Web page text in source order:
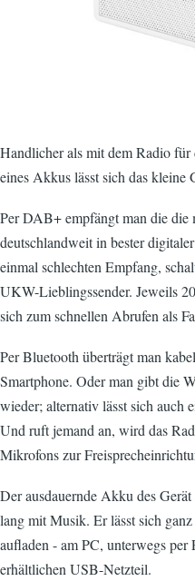
Handlicher als mit dem Radio
eines Akkus lässt sich das kleine
Per DAB+ empfängt man die die
deutschlandweit in bester
einmal schlechten Empfang,
UKW-Lieblingssender. Jeweils
sich zum schnellen Abrufen als
Per Bluetooth überträgt man
Smartphone. Oder man gibt die
wieder; alternativ lässt sich auch
Und ruft jemand an, wird das
Mikrofons zur
Der ausdauernde Akku des
lang mit Musik. Er lässt sich
aufladen - am PC, unterwegs
erhältlichen USB-Netzteil.